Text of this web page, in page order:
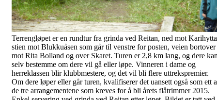
Terrengløpet er en rundtur fra grinda ved Reitan, ned mot
stien mot Blukkuåsen som går til venstre for posten, veien bortover
mot Rita Bolland og over Skaret. Turen er 2,8 km lang, og dere
selv bestemme om dere vil gå eller løpe. Vinneren i dame og
herreklassen blir klubbmestere, og det vil bli flere uttrekspremier.
Om dere løper eller går turen, kvalifiserer det uansett også som ett
de tre arrangementene som kreves for å bli årets flåtrimmer 2015.